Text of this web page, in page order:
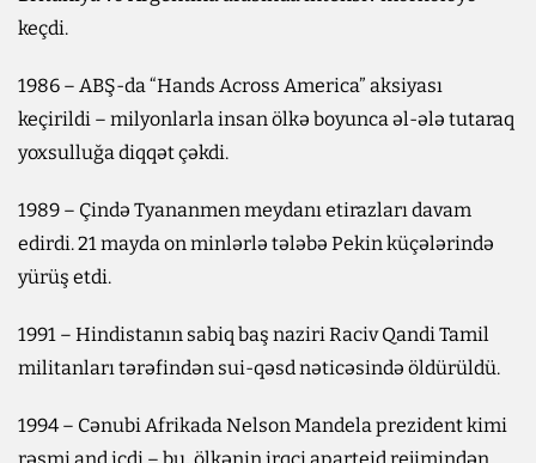
keçdi.
1986 – ABŞ-da “Hands Across America” aksiyası
keçirildi – milyonlarla insan ölkə boyunca əl-ələ tutaraq
yoxsulluğa diqqət çəkdi.
1989 – Çində Tyananmen meydanı etirazları davam
edirdi. 21 mayda on minlərlə tələbə Pekin küçələrində
yürüş etdi.
1991 – Hindistanın sabiq baş naziri Raciv Qandi Tamil
militanları tərəfindən sui-qəsd nəticəsində öldürüldü.
1994 – Cənubi Afrikada Nelson Mandela prezident kimi